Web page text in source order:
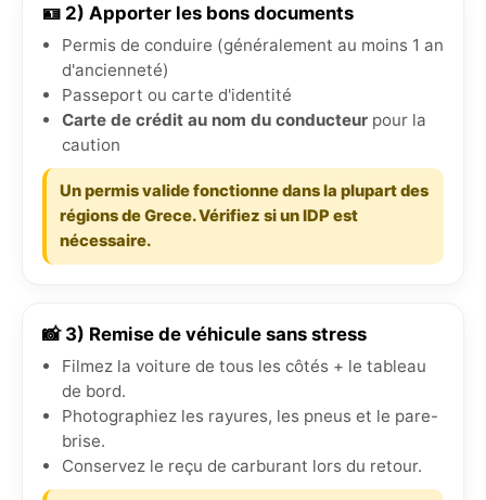
🪪 2) Apporter les bons documents
Permis de conduire (généralement au moins 1 an
d'ancienneté)
Passeport ou carte d'identité
Carte de crédit au nom du conducteur pour la
caution
Un permis valide fonctionne dans la plupart des
régions de Grece. Vérifiez si un IDP est
nécessaire.
📸 3) Remise de véhicule sans stress
Filmez la voiture de tous les côtés + le tableau
de bord.
Photographiez les rayures, les pneus et le pare-
brise.
Conservez le reçu de carburant lors du retour.